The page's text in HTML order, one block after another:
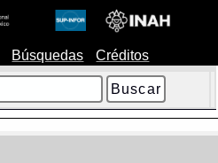
Búsquedas Créditos